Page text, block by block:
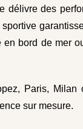
délivre des
bord de mer
Paris,
sur mesure.